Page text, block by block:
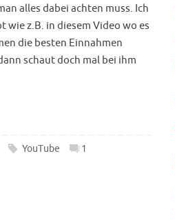
alles dabei achten muss. Ich
wie z.B. in diesem Video wo es
die besten Einnahmen
schaut doch mal bei ihm
YouTube 1